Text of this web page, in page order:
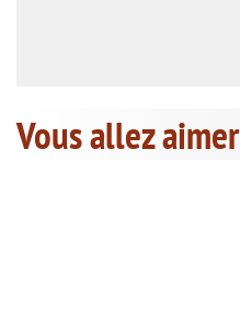
Vous allez aimer